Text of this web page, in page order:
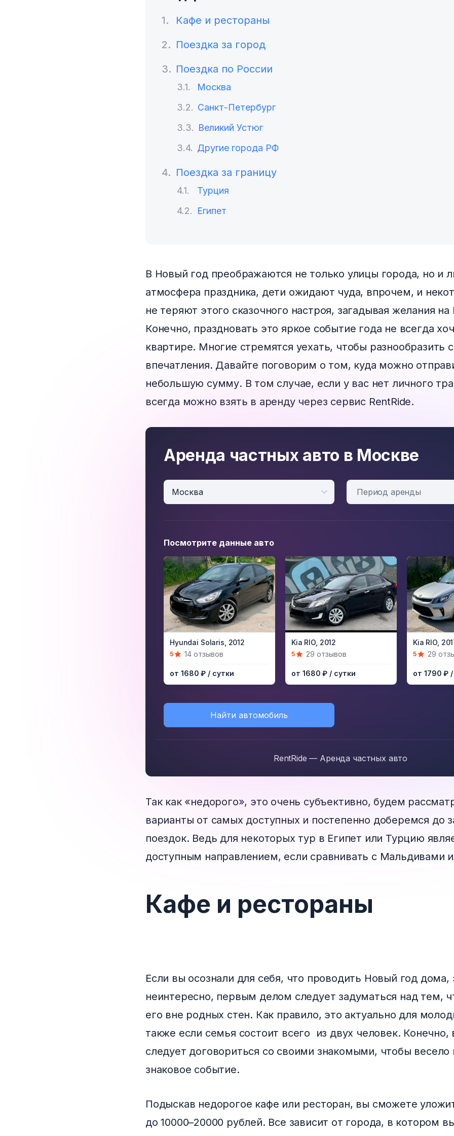
Кафе и рестораны
Поездка за город
Поездка по России
Москва
Санкт-Петербург
Великий Устюг
Другие города РФ
Поездка за границу
Турция
Египет
В Новый год преображаются не только улицы города, но и
атмосфера праздника, дети ожидают чуда, впрочем, и
не теряют этого сказочного настроя, загадывая желания
Конечно, праздновать это яркое событие года не всегда
квартире. Многие стремятся уехать, чтобы разнообразить
впечатления. Давайте поговорим о том, куда можно
небольшую сумму. В том случае, если у вас нет личного
всегда можно взять в аренду через сервис RentRide.
Аренда частных авто в Москве
Москва Период аренды
Посмотрите данные авто
Item
Hyundai Solaris, 2012
5 14 отзывов
от 1680 ₽ / сутки
Item
Kia RIO, 2012
5 29 отзывов
от 1680 ₽ / сутки
Item
Kia RIO,
5 29
от 1790 ₽
Найти автомобиль
RentRide — Аренда частных авто
Так как «недорого», это очень субъективно, будем
варианты от самых доступных и постепенно доберемся до
поездок. Ведь для некоторых тур в Египет или Турцию
доступным направлением, если сравнивать с Мальдивами
Кафе и рестораны
Если вы осознали для себя, что проводить Новый год дома,
неинтересно, первым делом следует задуматься над тем,
его вне родных стен. Как правило, это актуально для
также если семья состоит всего из двух человек. Конечно,
следует договориться со своими знакомыми, чтобы весело
знаковое событие.
Подыскав недорогое кафе или ресторан, вы сможете
до 10000–20000 рублей. Все зависит от города, в котором